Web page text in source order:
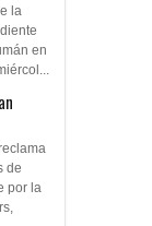
la
en
de
por la